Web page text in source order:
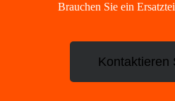
Brauchen Sie ein
Kontaktieren